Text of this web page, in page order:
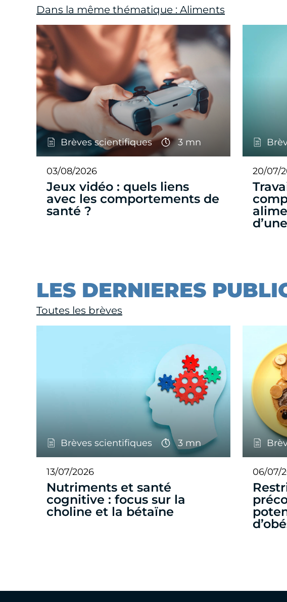
Dans la même thématique : Aliments
Brèves scientifiques 3 mn
03/08/2026
Jeux vidéo : quels liens
avec les comportements de
santé ?
20/07/
LES DERNIERES
Toutes les brèves
Brèves scientifiques 3 mn
13/07/2026
Nutriments et santé
cognitive : focus sur la
choline et la bétaïne
06/07/